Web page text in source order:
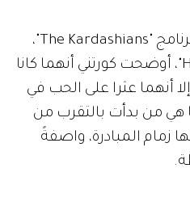
وخلال الموسم الأول من برنامج "The Kardashians"،
الذي يذاع على منصة "Hulu"، أوضحت كورتني أنهما كانا
أنهما عثرا على الحب في
هي من بدأت بالتقرب من
زمام المبادرة، واصفةً